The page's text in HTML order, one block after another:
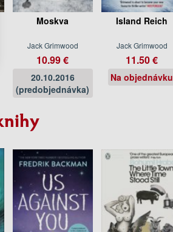
Moskva
Jack Grimwood
10.99 €
20.10.2016
(predobjednávka)
Island Reich
Jack Grimwood
11.50 €
Na objednávku